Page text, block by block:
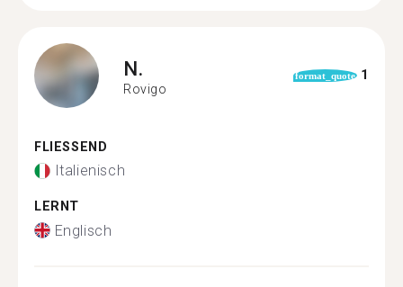
N.
Rovigo
format_quote 1
FLIESSEND
Italienisch
LERNT
Englisch